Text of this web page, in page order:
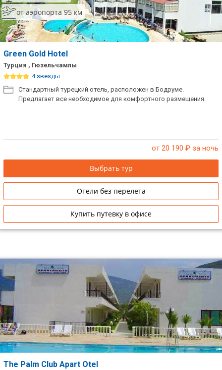
от аэропорта 95 км
Green Gold Hotel
Турция , Гюзельчамлы
4 звезды
Стандартный турецкий отель, расположен в Бодруме.
Предлагает все необходимое для комфортного размещения.
от 20 190 ₽ за ночь
Выбрать тур
Отели без перелета
Купить путевку в офисе
The Palm Club Apart Otel